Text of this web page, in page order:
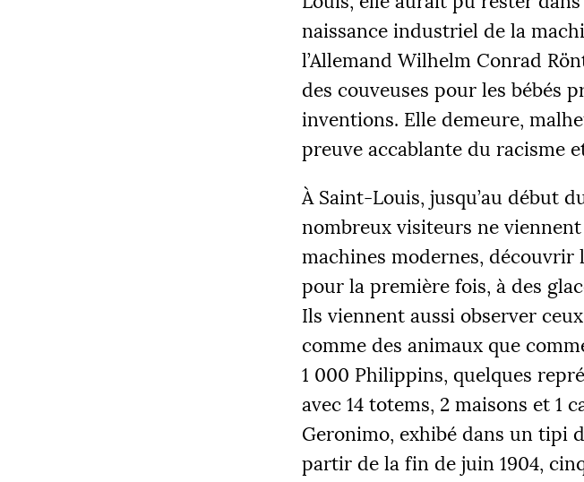
naissance industriel de la
l’Allemand Wilhelm Conrad
des couveuses pour les bébés
inventions. Elle demeure,
preuve accablante du racisme
À Saint-Louis, jusqu’au début
nombreux visiteurs ne viennent
machines modernes, découvrir
pour la première fois, à des
Ils viennent aussi observer
comme des animaux que
1 000 Philippins, quelques
avec 14 totems, 2 maisons et 1
Geronimo, exhibé dans un tipi
partir de la fin de juin 1904,
COLLECTÉS
12 205 €
5000 €